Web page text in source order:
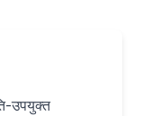
उपयुक्त